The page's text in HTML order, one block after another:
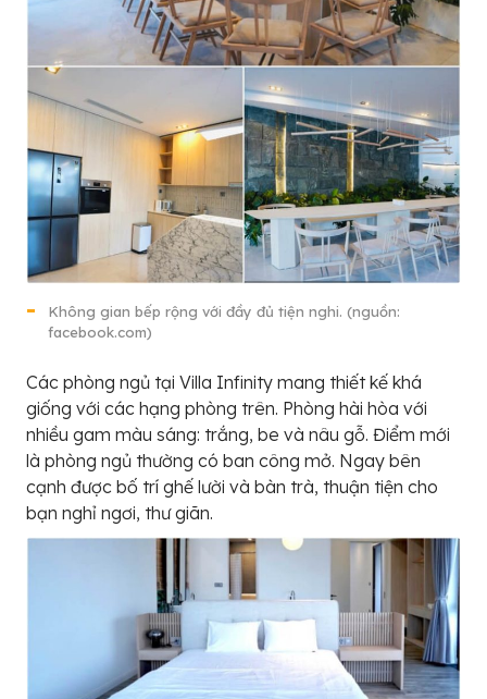
Không gian bếp rộng với đầy đủ tiện nghi. (nguồn:
facebook.com)
Các phòng ngủ tại Villa Infinity mang thiết kế khá
giống với các hạng phòng trên. Phòng hài hòa với
nhiều gam màu sáng: trắng, be và nâu gỗ. Điểm mới
là phòng ngủ thường có ban công mở. Ngay bên
cạnh được bố trí ghế lười và bàn trà, thuận tiện cho
bạn nghỉ ngơi, thư giãn.